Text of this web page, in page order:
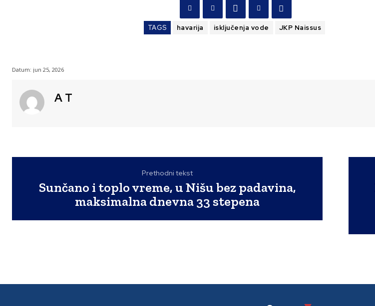
TAGS havarija isključenja vode JKP Naissus
Datum: jun 25, 2026
A T
Prethodni tekst
Sunčano i toplo vreme, u Nišu bez padavina,
maksimalna dnevna 33 stepena